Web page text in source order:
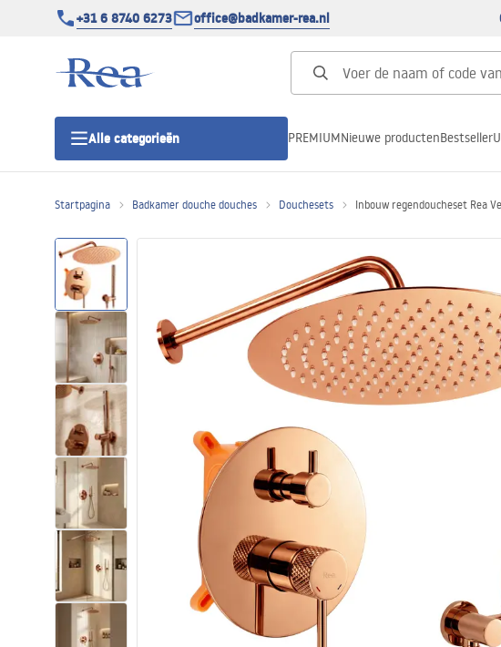
+31 6 8740 6273 office@badkamer-rea.nl
Alle categorieën
Douchedeur
Douchebakken
Lineaire Douchegoten
Toiletten
Wastafels
Baden en badwanden
Kranen
Douches
PREMIUMNieuwe productenBestseller
Startpagina Badkamer douche douches Douchesets Inbouw regendoucheset Rea